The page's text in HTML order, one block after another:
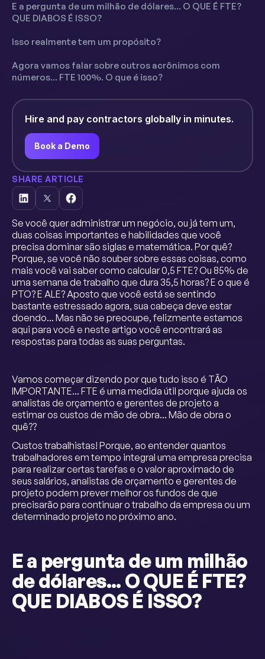
E a pergunta de um milhão de dólares... O QUE É FTE?
QUE DIABOS É ISSO?
Isso realmente tem um propósito?
Agora vamos falar sobre outros acrônimos com
números... FTE 100%. O que é isso?
Hire and pay contractors globally in minutes.
Book a Demo
SHARE ARTICLE
Se você quer administrar um negócio, ou já tem um,
duas coisas importantes e habilidades que você
precisa dominar são siglas e matemática. Por quê?
Porque, se você não souber sobre essas coisas, como
mais você vai saber como calcular 0,5 FTE? Ou 85% de
uma semana de trabalho que dura 35,5 horas? E o que é
PTO? E ALE? Aposto que você está se sentindo
bastante estressado agora, sua cabeça deve estar
doendo... Mas não se preocupe, felizmente estamos
aqui para você e neste artigo você encontrará as
respostas para todas as suas perguntas.
Vamos começar dizendo por que tudo isso é TÃO
IMPORTANTE... FTE é uma medida útil porque ajuda os
analistas de orçamento e gerentes de projeto a
estimar os custos de mão de obra... Mão de obra o
quê??
Custos trabalhistas! Porque, ao entender quantos
trabalhadores em tempo integral uma empresa precisa
para realizar certas tarefas e o valor aproximado de
seus salários, analistas de orçamento e gerentes de
projeto podem prever melhor os fundos de que
precisarão para continuar o trabalho da empresa ou um
determinado projeto no próximo ano.
E a pergunta de um milhão
de dólares... O QUE É FTE?
QUE DIABOS É ISSO?